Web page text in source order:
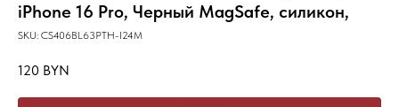
iPhone 16 Pro, Черный MagSafe, силикон,
SKU: CS406BL63PTH-I24M
120 BYN